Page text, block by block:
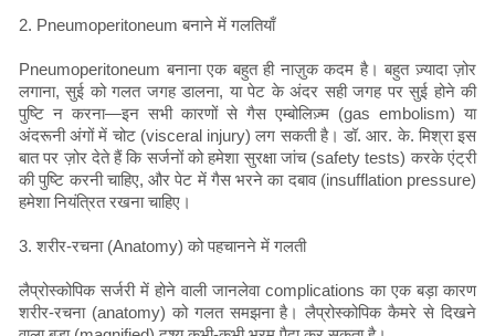
2. Pneumoperitoneum बनाने में गलतियाँ
Pneumoperitoneum बनाना एक बहुत ही नाज़ुक कदम है। बहुत ज़्यादा ज़ोर
लगाना, सुई को गलत जगह डालना, या पेट के अंदर सही जगह पर सुई होने की
पुष्टि न करना—इन सभी कारणों से गैस एम्बोलिज़्म (gas embolism) या
अंदरूनी अंगों में चोट (visceral injury) लग सकती है। डॉ. आर. के. मिश्रा इस
बात पर ज़ोर देते हैं कि सर्जनों को हमेशा सुरक्षा जांच (safety tests) करके एंट्री
की पुष्टि करनी चाहिए, और पेट में गैस भरने का दबाव (insufflation pressure)
हमेशा नियंत्रित रखना चाहिए।
3. शरीर-रचना (Anatomy) को पहचानने में गलती
लैप्रोस्कोपिक सर्जरी में होने वाली जानलेवा complications का एक बड़ा कारण
शरीर-रचना (anatomy) को गलत समझना है। लैप्रोस्कोपिक कैमरे से दिखने